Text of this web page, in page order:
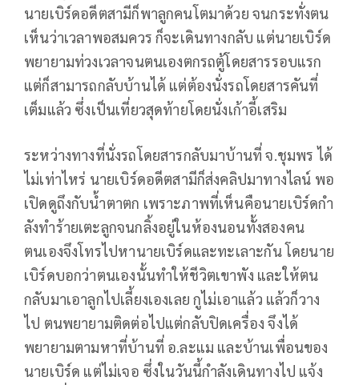
นายเบิร์ดอดีตสามีก็พาลูกคนโตมาด้วย จนกระทั่งตน
เห็นว่าเวลาพอสมควร ก็จะเดินทางกลับ แต่นายเบิร์ด
พยายามท่วงเวลาจนตนเองตกรถตู้โดยสารรอบแรก
แต่ก็สามารถกลับบ้านได้ แต่ต้องนั่งรถโดยสารคันที่
เต็มแล้ว ซึ่งเป็นเที่ยวสุดท้ายโดยนั่งเก้าอี้เสริม
ระหว่างทางที่นั่งรถโดยสารกลับมาบ้านที่ จ.ชุมพร ได้
ไม่เท่าไหร่ นายเบิร์ดอดีตสามีก็ส่งคลิปมาทางไลน์ พอ
เปิดดูถึงกับน้ำตาตก เพราะภาพที่เห็นคือนายเบิร์ดกำ
ลังทำร้ายเตะลูกจนกลิ้งอยู่ในห้องนอนทั้งสองคน
ตนเองจึงโทรไปหานายเบิร์ดและทะเลาะกัน โดยนาย
เบิร์ดบอกว่าตนเองนั้นทำให้ชีวิตเขาพัง และให้ตน
กลับมาเอาลูกไปเลี้ยงเองเลย กูไม่เอาแล้ว แล้วก็วาง
ไป ตนพยายามติดต่อไปแต่กลับปิดเครื่อง จึงได้
พยายามตามหาที่บ้านที่ อ.ละแม และบ้านเพื่อนของ
นายเบิร์ด แต่ไม่เจอ ซึ่งในวันนี้กำลังเดินทางไป แจ้ง